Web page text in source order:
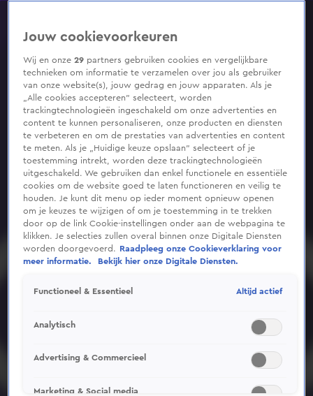
0
seconds
Deze video is niet beschikbaar op je huidige locatie
Jouw cookievoorkeuren
Wij en onze29 partners gebruiken cookies en vergelijkbare
technieken om informatie te verzamelen over jou als gebruiker
van onze website(s), jouw gedrag en jouw apparaten. Als je
„Alle cookies accepteren” selecteert, worden
trackingtechnologieën ingeschakeld om onze advertenties en
content te kunnen personaliseren, onze producten en diensten
te verbeteren en om de prestaties van advertenties en content
te meten. Als je „Huidige keuze opslaan” selecteert of je
toestemming intrekt, worden deze trackingtechnologieën
uitgeschakeld. We gebruiken dan enkel functionele en essentiële
cookies om de website goed te laten functioneren en veilig te
houden. Je kunt dit menu op ieder moment opnieuw openen
om je keuzes te wijzigen of om je toestemming in te trekken
door op de link Cookie-instellingen onder aan de webpagina te
klikken. Je selecties zullen overal binnen onze Digitale Diensten
worden doorgevoerd.
Raadpleeg onze Cookieverklaring voor
meer informatie.
Bekijk hier onze Digitale Diensten.
Functioneel & Essentieel Altijd actief
Analytisch
Advertising & Commercieel
Marketing & Social media